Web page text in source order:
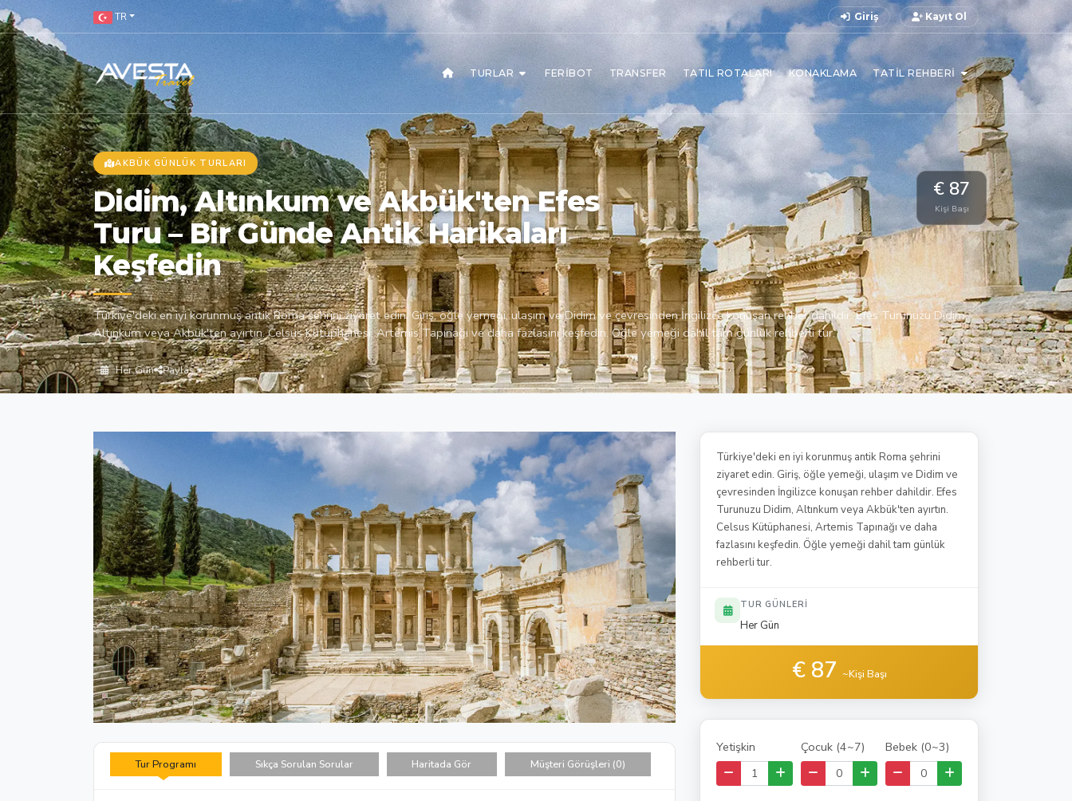
TR Giriş Kayıt Ol
TURLAR FERIBOT TRANSFER TATIL ROTALARI KONAKLAMA TATIL REHBERI
€ 87
Kişi Başı
AKBÜK GÜNLÜK TURLARI
Didim, Altınkum ve Akbük'ten Efes
Turu – Bir Günde Antik Harikaları
Keşfedin
Türkiye'deki en iyi korunmuş antik Roma şehrini ziyaret edin. Giriş, öğle yemeği, ulaşım ve Didim ve çevresinden İngilizce konuşan rehber dahildir. Efes Turunuzu Didim,
Altınkum veya Akbük'ten ayırtın. Celsus Kütüphanesi, Artemis Tapınağı ve daha fazlasını keşfedin. Öğle yemeği dahil tam günlük rehberli tur.
Her Gün Paylaş
Tur Programı Sıkça Sorulan Sorular Haritada Gör Müşteri Görüşleri (0)
Türkiye'deki en iyi korunmuş antik Roma şehrini
ziyaret edin. Giriş, öğle yemeği, ulaşım ve Didim ve
çevresinden İngilizce konuşan rehber dahildir. Efes
Turunuzu Didim, Altınkum veya Akbük'ten ayırtın.
Celsus Kütüphanesi, Artemis Tapınağı ve daha
fazlasını keşfedin. Öğle yemeği dahil tam günlük
rehberli tur.
TUR GÜNLERI
Her Gün
€ 87 ~Kişi Başı
Yetişkin Çocuk (4~7) Bebek (0~3)